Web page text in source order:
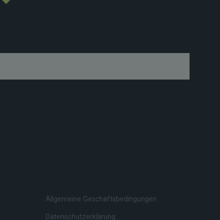
Allgemeine Geschäftsbedingungen
Datenschutzerklärung